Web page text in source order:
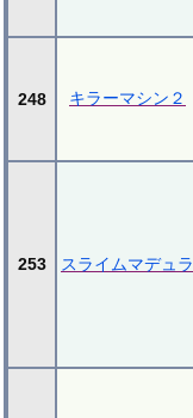
248 キラーマシン２
253 スライムマデュラ